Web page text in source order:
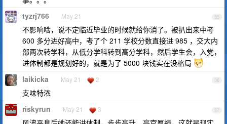
35
tyzrj766 May 21
不影响啥，说不定临近毕业的时候就给你消了。被扒出来中考
600 多分进好高中，考了个 211 学校分数直接进 985 ，交大内
部两次转学科，从低分学科转到高分学科，然后学生会，入党，
进体制都是规划好的，就是为了 5000 块钱实在没格局
36
laikicka May 21 2
支味特浓
37
riskyrun May 21 3